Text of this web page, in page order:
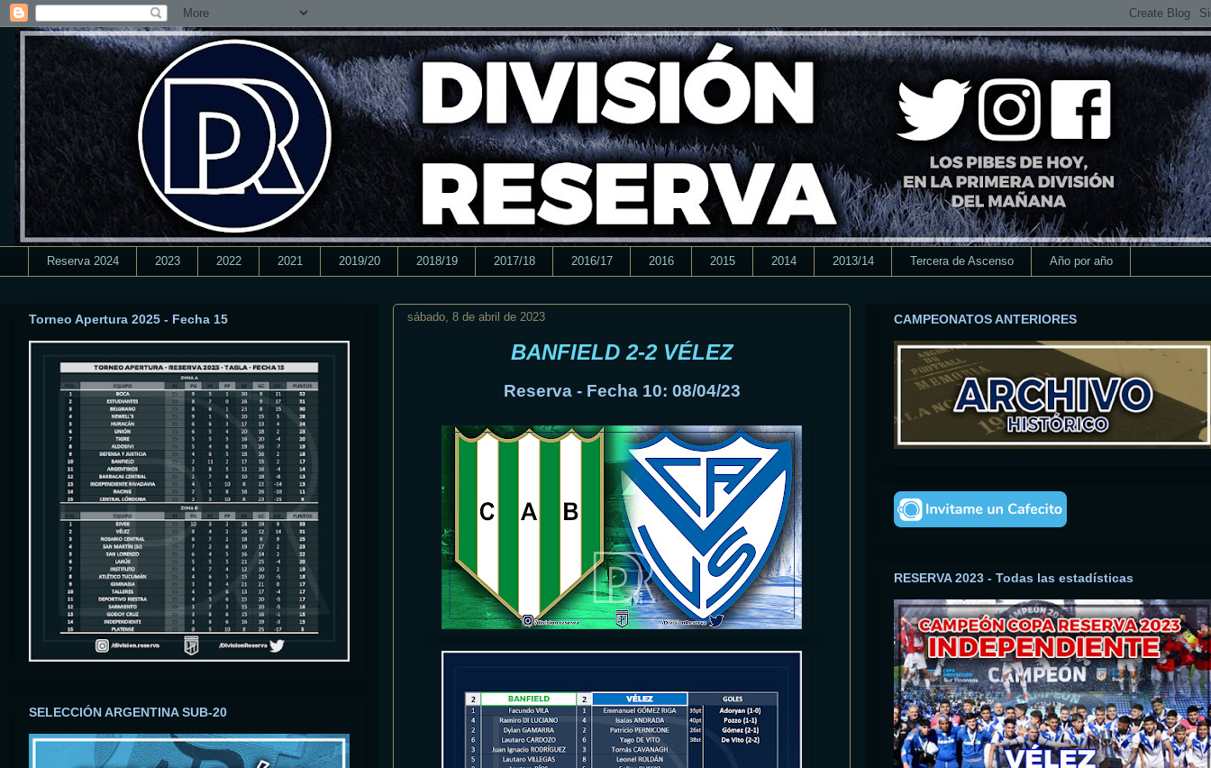
Reserva 2024 2023 2022 2021 2019/20 2018/19 2017/18 2016/17 2016 2015 2014 2013/14 Tercera de Ascenso Año por año
sábado, 8 de abril de 2023
BANFIELD 2-2 VÉLEZ
Reserva - Fecha 10: 08/04/23
Torneo Apertura 2025 - Fecha 15
SELECCIÓN ARGENTINA SUB-20
CAMPEONATOS ANTERIORES
RESERVA 2023 - Todas las estadísticas